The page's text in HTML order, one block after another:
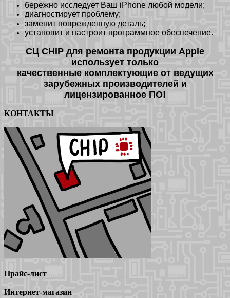
бережно исследует Ваш iPhone любой модели;
диагностирует проблему;
заменит поврежденную деталь;
установит и настроит программное обеспечение.
СЦ CHIP для ремонта продукции Apple
использует только
качественные комплектующие от ведущих
зарубежных производителей и
лицензированное ПО!
КОНТАКТЫ
Прайс-лист
Интернет-магазин